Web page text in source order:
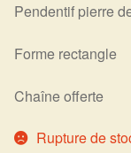
Encens
Déco
Cadeaux de
Pendentif pierre
Forme rectangle
Chaîne offerte
Rupture de